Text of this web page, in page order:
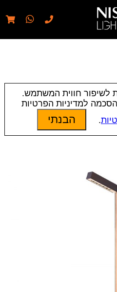
// elementor template for
|תאורת חוץ
לשיפור חווית המשתמש.
למדיניות הפרטיות
. הבנתי